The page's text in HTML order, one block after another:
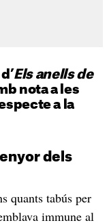
Els anells de
nota a les
a la
dels
quants tabús per
immune al